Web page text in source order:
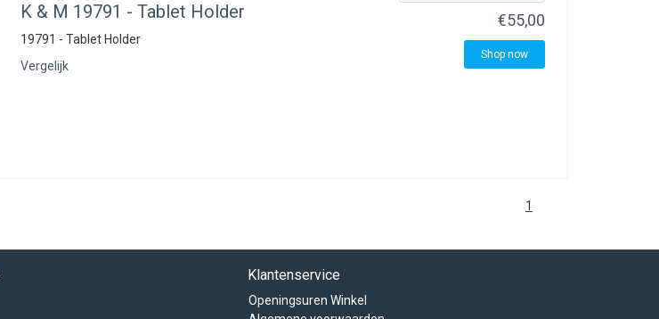
K & M 19791 - Tablet Holder
19791 - Tablet Holder
Vergelijk
€55,00
Shop now
1
Klantenservice
Openingsuren Winkel